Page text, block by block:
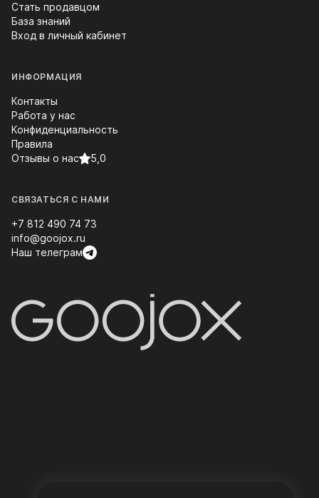
Стать продавцом
База знаний
Вход в личный кабинет
ИНФОРМАЦИЯ
Контакты
Работа у нас
Конфиденциальность
Правила
Отзывы о нас
5,0
СВЯЗАТЬСЯ С НАМИ
+7 812 490 74 73
info@goojox.ru
Наш телеграм